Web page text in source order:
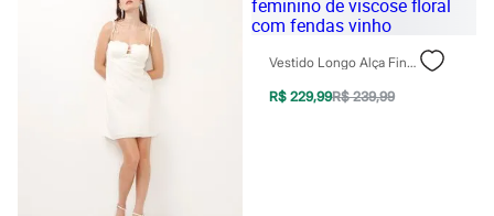
Biquínis e Maiôs
Blusas de proteção
Homem Aranha
Vestido Longo Alça Fina Feminino De Viscose Floral Com Fendas Vinho
R$ 229,99R$ 239,99